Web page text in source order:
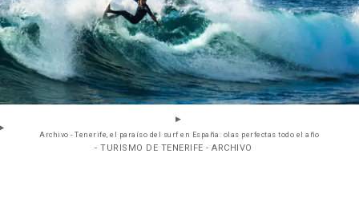
Archivo - Tenerife, el paraíso del surf en España: olas perfectas todo el año
- TURISMO DE TENERIFE - ARCHIVO